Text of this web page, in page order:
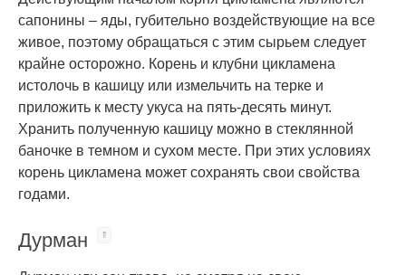
сапонины – яды, губительно воздействующие на все
живое, поэтому обращаться с этим сырьем следует
крайне осторожно. Корень и клубни цикламена
истолочь в кашицу или измельчить на терке и
приложить к месту укуса на пять-десять минут.
Хранить полученную кашицу можно в стеклянной
баночке в темном и сухом месте. При этих условиях
корень цикламена может сохранять свои свойства
годами.
Дурман